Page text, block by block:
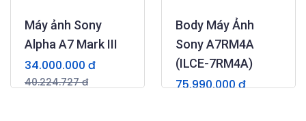
Máy ảnh Sony
Alpha A7 Mark III
34.000.000 đ
40.224.727 đ
Body Máy Ảnh
Sony A7RM4A
(ILCE-7RM4A)
75.990.000 đ